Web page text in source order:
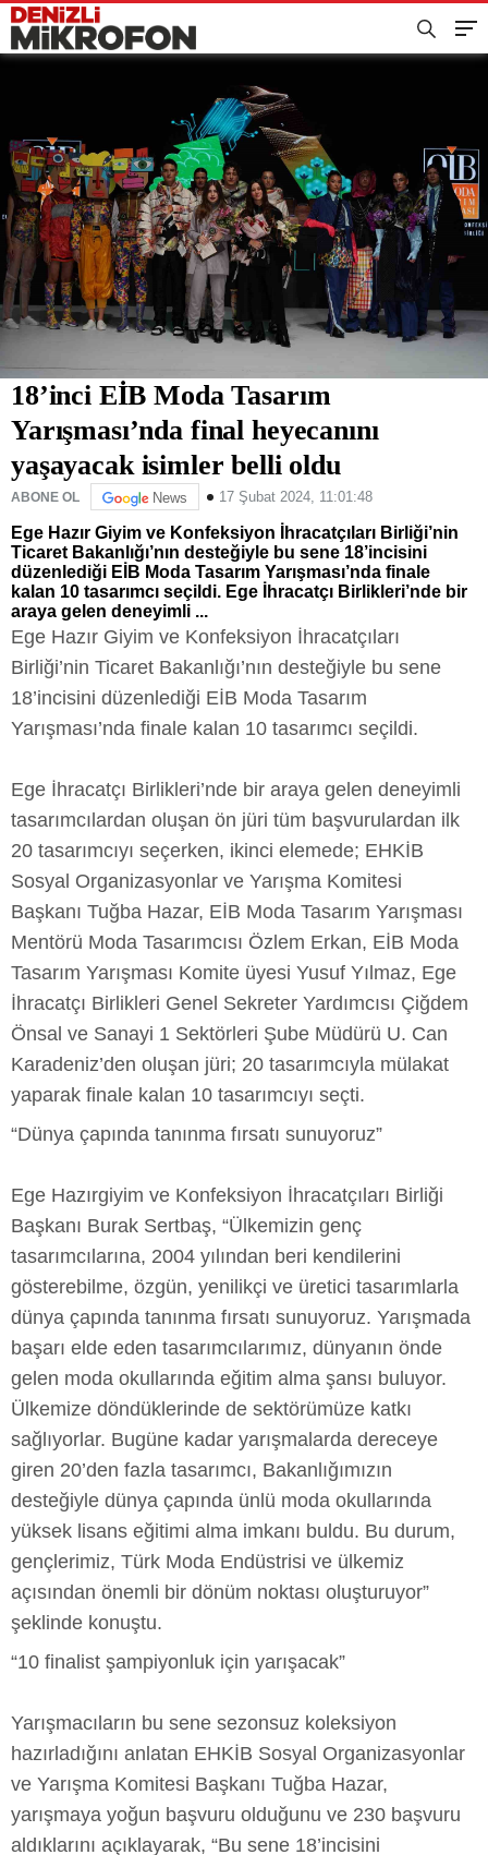
18’inci EİB Moda Tasarım
Yarışması’nda final heyecanını
yaşayacak isimler belli oldu
ABONE OL News 17 Şubat 2024, 11:01:48
Ege Hazır Giyim ve Konfeksiyon İhracatçıları Birliği’nin
Ticaret Bakanlığı’nın desteğiyle bu sene 18’incisini
düzenlediği EİB Moda Tasarım Yarışması’nda finale
kalan 10 tasarımcı seçildi. Ege İhracatçı Birlikleri’nde bir
araya gelen deneyimli ...
Ege Hazır Giyim ve Konfeksiyon İhracatçıları
Birliği’nin Ticaret Bakanlığı’nın desteğiyle bu sene
18’incisini düzenlediği EİB Moda Tasarım
Yarışması’nda finale kalan 10 tasarımcı seçildi.
Ege İhracatçı Birlikleri’nde bir araya gelen deneyimli
tasarımcılardan oluşan ön jüri tüm başvurulardan ilk
20 tasarımcıyı seçerken, ikinci elemede; EHKİB
Sosyal Organizasyonlar ve Yarışma Komitesi
Başkanı Tuğba Hazar, EİB Moda Tasarım Yarışması
Mentörü Moda Tasarımcısı Özlem Erkan, EİB Moda
Tasarım Yarışması Komite üyesi Yusuf Yılmaz, Ege
İhracatçı Birlikleri Genel Sekreter Yardımcısı Çiğdem
Önsal ve Sanayi 1 Sektörleri Şube Müdürü U. Can
Karadeniz’den oluşan jüri; 20 tasarımcıyla mülakat
yaparak finale kalan 10 tasarımcıyı seçti.
“Dünya çapında tanınma fırsatı sunuyoruz”
Ege Hazırgiyim ve Konfeksiyon İhracatçıları Birliği
Başkanı Burak Sertbaş, “Ülkemizin genç
tasarımcılarına, 2004 yılından beri kendilerini
gösterebilme, özgün, yenilikçi ve üretici tasarımlarla
dünya çapında tanınma fırsatı sunuyoruz. Yarışmada
başarı elde eden tasarımcılarımız, dünyanın önde
gelen moda okullarında eğitim alma şansı buluyor.
Ülkemize döndüklerinde de sektörümüze katkı
sağlıyorlar. Bugüne kadar yarışmalarda dereceye
giren 20’den fazla tasarımcı, Bakanlığımızın
desteğiyle dünya çapında ünlü moda okullarında
yüksek lisans eğitimi alma imkanı buldu. Bu durum,
gençlerimiz, Türk Moda Endüstrisi ve ülkemiz
açısından önemli bir dönüm noktası oluşturuyor”
şeklinde konuştu.
“10 finalist şampiyonluk için yarışacak”
Yarışmacıların bu sene sezonsuz koleksiyon
hazırladığını anlatan EHKİB Sosyal Organizasyonlar
ve Yarışma Komitesi Başkanı Tuğba Hazar,
yarışmaya yoğun başvuru olduğunu ve 230 başvuru
aldıklarını açıklayarak, “Bu sene 18’incisini